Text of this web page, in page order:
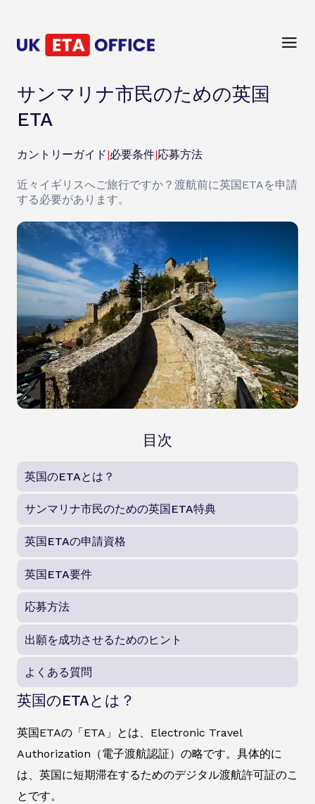
サンマリナ市民のための英国
ETA
カントリーガイド|必要条件|応募方法
近々イギリスへご旅行ですか？渡航前に英国ETAを申請
する必要があります。
目次
英国のETAとは？
サンマリナ市民のための英国ETA特典
英国ETAの申請資格
英国ETA要件
応募方法
出願を成功させるためのヒント
よくある質問
英国のETAとは？
英国ETAの「ETA」とは、Electronic Travel
Authorization（電子渡航認証）の略です。具体的に
は、英国に短期滞在するためのデジタル渡航許可証のこ
とです。